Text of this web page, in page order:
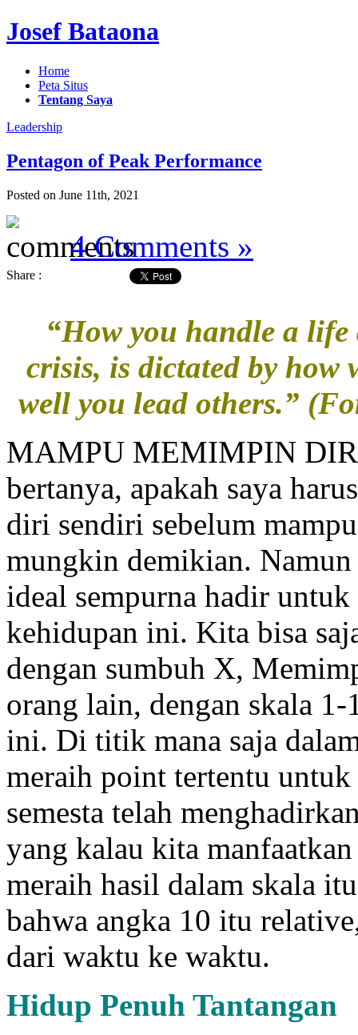
Josef Bataona
Home
Peta Situs
Tentang Saya
Leadership
Pentagon of Peak Performance
Posted on June 11th, 2021
4 Comments »
Share :
“How you handle a
crisis, is dictated by how
well you lead others.”
MAMPU MEMIMPIN
bertanya, apakah saya
diri sendiri sebelum
mungkin demikian.
ideal sempurna hadir
kehidupan ini. Kita bisa
dengan sumbuh X,
orang lain, dengan skala
ini. Di titik mana saja
meraih point tertentu untuk
semesta telah
yang kalau kita
meraih hasil dalam skala
bahwa angka 10 itu
dari waktu ke waktu.
Hidup Penuh Tantangan